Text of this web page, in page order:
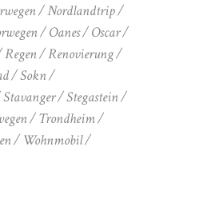
Nordlandtrip
Oanes
Oscar
Regen
Renovierung
Sokn
Stavanger
Stegastein
Trondheim
Wohnmobil